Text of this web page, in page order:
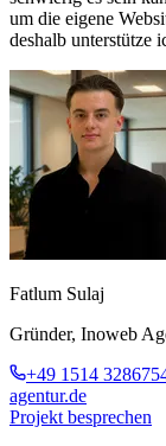
um die eigene
deshalb unterstütze
Fatlum Sulaj
Gründer, Inoweb
+49 1514
agentur.de
Projekt besprechen